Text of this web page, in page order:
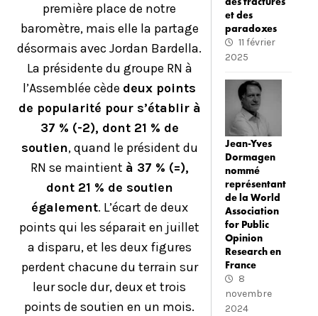
première place de notre
baromètre, mais elle la partage
désormais avec Jordan Bardella.
La présidente du groupe RN à
l’Assemblée cède deux points
de popularité pour s’établir à
37 % (-2), dont 21 % de
soutien, quand le président du
RN se maintient à 37 % (=),
dont 21 % de soutien
également. L’écart de deux
points qui les séparait en juillet
a disparu, et les deux figures
perdent chacune du terrain sur
leur socle dur, deux et trois
points de soutien en un mois.
et des
paradoxes
11 février
2025
Jean-Yves
Dormagen
nommé
représentant
de la World
Association
for Public
Opinion
Research en
France
8
novembre
2024